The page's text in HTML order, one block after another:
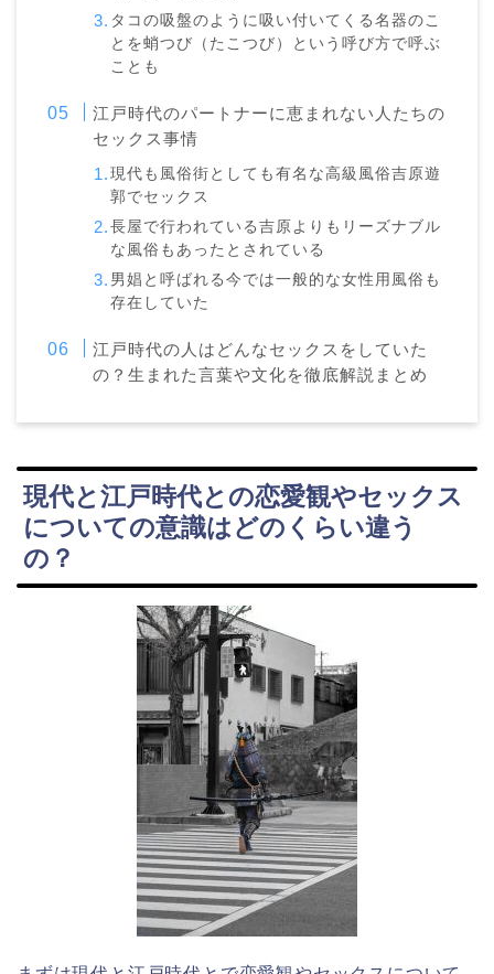
タコの吸盤のように吸い付いてくる名器のこ
とを蛸つび（たこつび）という呼び方で呼ぶ
ことも
江戸時代のパートナーに恵まれない人たちの
セックス事情
現代も風俗街としても有名な高級風俗吉原遊
郭でセックス
長屋で行われている吉原よりもリーズナブル
な風俗もあったとされている
男娼と呼ばれる今では一般的な女性用風俗も
存在していた
江戸時代の人はどんなセックスをしていた
の？生まれた言葉や文化を徹底解説まとめ
現代と江戸時代との恋愛観やセックス
についての意識はどのくらい違う
の？